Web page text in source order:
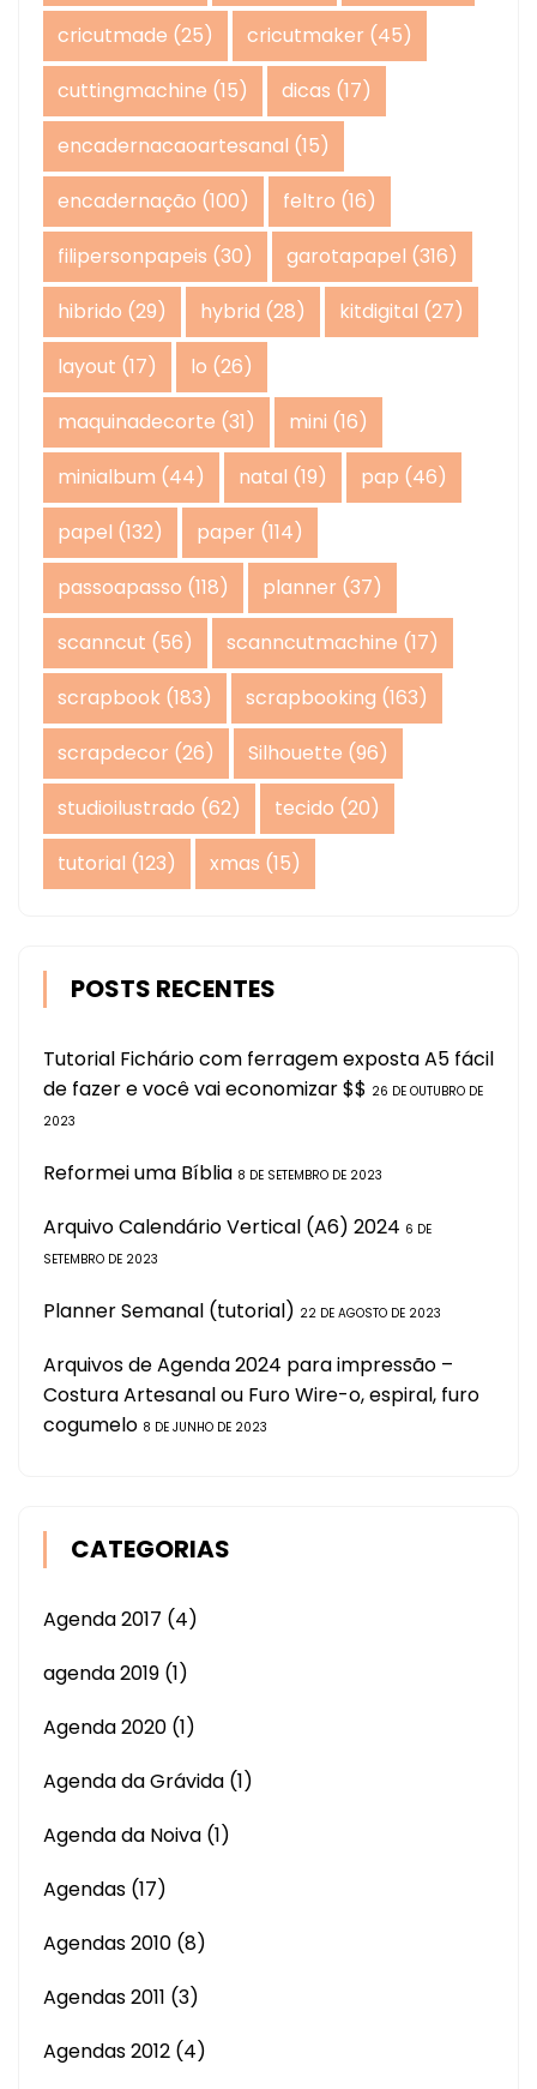
cricutmade (25) cricutmaker (45)
cuttingmachine (15) dicas (17)
encadernacaoartesanal (15)
encadernação (100) feltro (16)
filipersonpapeis (30) garotapapel (316)
hibrido (29) hybrid (28) kitdigital (27)
layout (17) lo (26)
maquinadecorte (31) mini (16)
minialbum (44) natal (19) pap (46)
papel (132) paper (114)
passoapasso (118) planner (37)
scanncut (56) scanncutmachine (17)
scrapbook (183) scrapbooking (163)
scrapdecor (26) Silhouette (96)
studioilustrado (62) tecido (20)
tutorial (123) xmas (15)
POSTS RECENTES
Tutorial Fichário com ferragem exposta A5 fácil
de fazer e você vai economizar $$ 26 DE OUTUBRO DE
2023
Reformei uma Bíblia 8 DE SETEMBRO DE 2023
Arquivo Calendário Vertical (A6) 2024 6 DE
SETEMBRO DE 2023
Planner Semanal (tutorial) 22 DE AGOSTO DE 2023
Arquivos de Agenda 2024 para impressão –
Costura Artesanal ou Furo Wire-o, espiral, furo
cogumelo 8 DE JUNHO DE 2023
CATEGORIAS
Agenda 2017 (4)
agenda 2019 (1)
Agenda 2020 (1)
Agenda da Grávida (1)
Agenda da Noiva (1)
Agendas (17)
Agendas 2010 (8)
Agendas 2011 (3)
Agendas 2012 (4)